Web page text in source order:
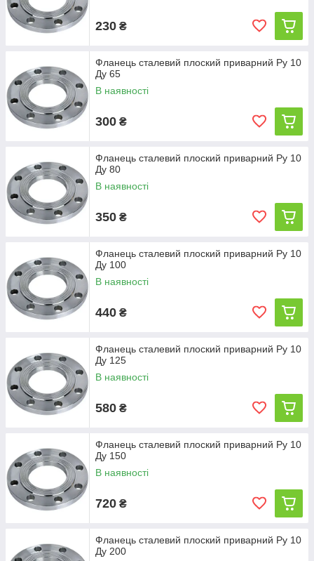
230 ₴
Фланець сталевий плоский приварний Ру 10
Ду 65
В наявності
300 ₴
Фланець сталевий плоский приварний Ру 10
Ду 80
В наявності
350 ₴
Фланець сталевий плоский приварний Ру 10
Ду 100
В наявності
440 ₴
Фланець сталевий плоский приварний Ру 10
Ду 125
В наявності
580 ₴
Фланець сталевий плоский приварний Ру 10
Ду 150
В наявності
720 ₴
Фланець сталевий плоский приварний Ру 10
Ду 200